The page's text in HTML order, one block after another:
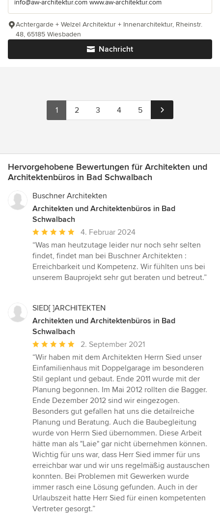
info@aw-architektur.com www.aw-architektur.com
Nachricht
Achtergarde + Welzel Architektur + Innenarchitektur, Rheinstr.
48, 65185 Wiesbaden
1 2 3 4 5
Hervorgehobene Bewertungen für Architekten und
Architektenbüros in Bad Schwalbach
Buschner Architekten
Architekten und Architektenbüros in Bad
Schwalbach
Durchschnittliche
Bewertung:
5
von
5
4. Februar 2024
“Was man heutzutage leider nur noch sehr selten
findet, findet man bei Buschner Architekten :
Erreichbarkeit und Kompetenz. Wir fühlten uns bei
unserem Bauprojekt sehr gut beraten und betreut.”
SIED[ ]ARCHITEKTEN
Architekten und Architektenbüros in Bad
Schwalbach
Durchschnittliche
Bewertung:
5
von
5
Sternen
2. September 2021
“Wir haben mit dem Architekten Herrn Sied unser
Einfamilienhaus mit Doppelgarage im besonderen
Stil geplant und gebaut. Ende 2011 wurde mit der
Planung begonnen. Im Mai 2012 rollten die Bagger.
Ende Dezember 2012 sind wir eingezogen.
Besonders gut gefallen hat uns die detailreiche
Planung und Beratung. Auch die Baubegleitung
wurde von Herrn Sied übernommen. Diese Arbeit
hätte man als "Laie" gar nicht übernehmen können.
Wichtig für uns war, dass Herr Sied immer für uns
erreichbar war und wir uns regelmäßig austauschen
konnten. Bei Problemen mit Gewerken wurde
immer rasch eine Lösung gefunden. Auch in der
Urlaubszeit hatte Herr Sied für einen kompetenten
Vertreter gesorgt.”